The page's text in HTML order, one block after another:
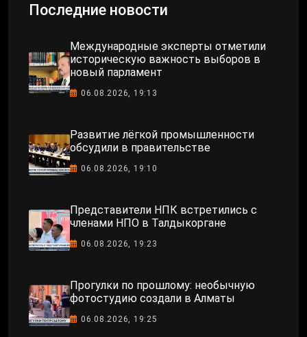
Последние новости
Международные эксперты отметили
историческую важность выборов в
новый парламент
06.08.2026, 19:13
Развитие лёгкой промышленности
обсудили в правительстве
06.08.2026, 19:10
Представители НПК встретились с
членами НПО в Талдыкоргане
06.08.2026, 19:23
Прогулки по прошлому: необычную
фотостудию создали в Алматы
06.08.2026, 19:25